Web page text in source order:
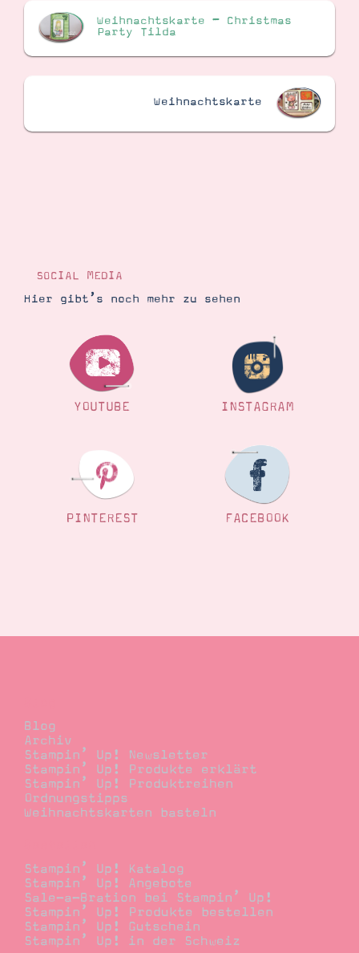
Weihnachtskarte – Christmas
Party Tilda
Weihnachtskarte
SOCIAL MEDIA
Hier gibt’s noch mehr zu sehen
YOUTUBE INSTAGRAM
PINTEREST FACEBOOK
Blog
Archiv
Stampin’ Up! Newsletter
Stampin’ Up! Produkte erklärt
Stampin’ Up! Produktreihen
Ordnungstipps
Weihnachtskarten basteln
Stampin’ Up! Katalog
Stampin’ Up! Angebote
Sale-a-Bration bei Stampin’ Up!
Stampin’ Up! Produkte bestellen
Stampin’ Up! Gutschein
Stampin’ Up! in der Schweiz